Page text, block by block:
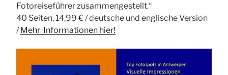
Fotoreiseführer zusammengestellt.“
40 Seiten, 14,99 € / deutsche und englische Version
/Mehr Informationen hier!